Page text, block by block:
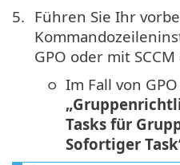
Führen Sie Ihr
GPO oder mit SCCM
Im Fall von
Tasks für
Sofortiger